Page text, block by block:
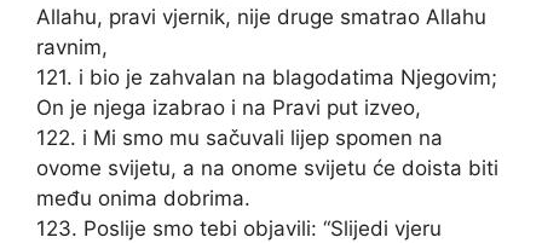
Allahu, pravi vjernik, nije druge smatrao Allahu
ravnim,
121. i bio je zahvalan na blagodatima Njegovim;
On je njega izabrao i na Pravi put izveo,
122. i Mi smo mu sačuvali lijep spomen na
ovome svijetu, a na onome svijetu će doista biti
među onima dobrima.
123. Poslije smo tebi objavili: “Slijedi vjeru